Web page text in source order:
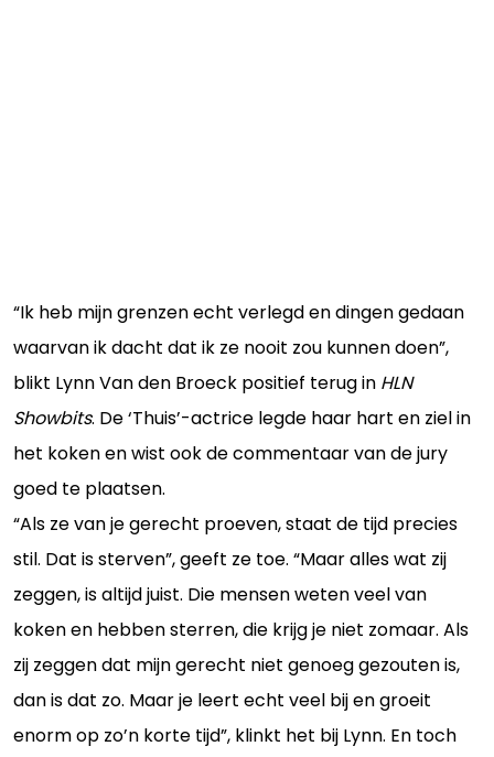
“Ik heb mijn grenzen echt verlegd en dingen gedaan
waarvan ik dacht dat ik ze nooit zou kunnen doen”,
blikt Lynn Van den Broeck positief terug in HLN
Showbits. De ‘Thuis’-actrice legde haar hart en ziel in
het koken en wist ook de commentaar van de jury
goed te plaatsen.
“Als ze van je gerecht proeven, staat de tijd precies
stil. Dat is sterven”, geeft ze toe. “Maar alles wat zij
zeggen, is altijd juist. Die mensen weten veel van
koken en hebben sterren, die krijg je niet zomaar. Als
zij zeggen dat mijn gerecht niet genoeg gezouten is,
dan is dat zo. Maar je leert echt veel bij en groeit
enorm op zo’n korte tijd”, klinkt het bij Lynn. En toch